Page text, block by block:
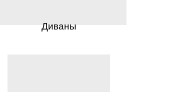
Диваны